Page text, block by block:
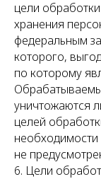
цели
хранения
федеральным
которого,
по которому
уничтожаются
целей
необходимости
не
6. Цели